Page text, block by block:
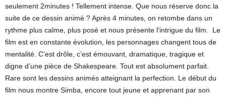
seulement 2minutes ! Tellement intense. Que nous réserve donc la
suite de ce dessin animé ? Après 4 minutes, on retombe dans un
rythme plus calme, plus posé et nous présente l’intrigue du film. Le
film est en constante évolution, les personnages changent tous de
mentalité. C’est drôle, c’est émouvant, dramatique, tragique et
digne d’une pièce de Shakespeare. Tout est absolument parfait.
Rare sont les dessins animés atteignant la perfection. Le début du
film nous montre Simba, encore tout jeune et apprenant par son